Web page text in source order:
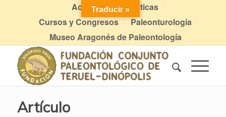
Actividades didácticas
Cursos y Congresos
Paleonturología
Museo Aragonés de Paleontología
Artículo
Traducir »